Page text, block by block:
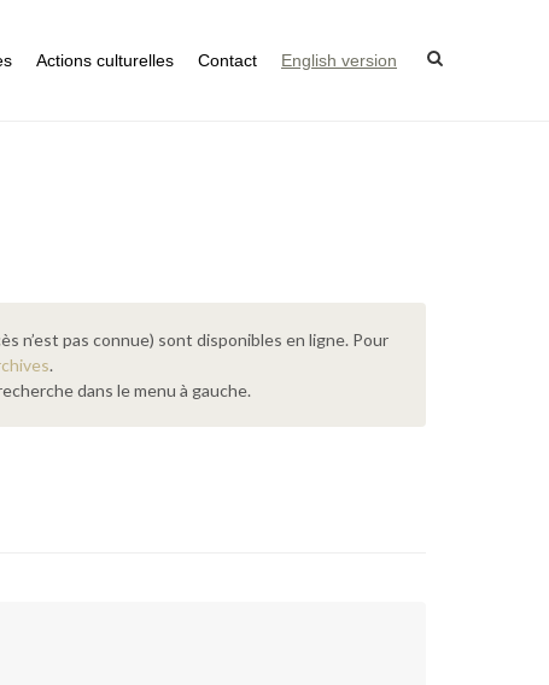
Actions culturelles Contact English version
n’est pas connue) sont disponibles en ligne. Pour
.
dans le menu à gauche.